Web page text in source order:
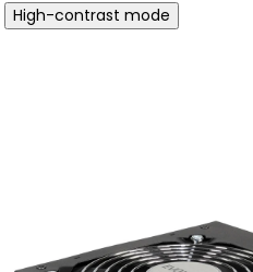
High-contrast mode